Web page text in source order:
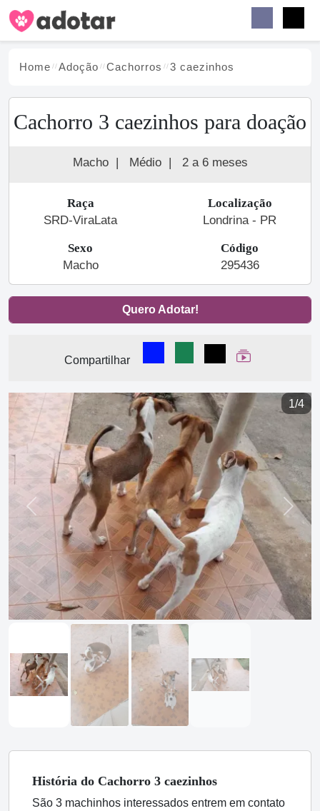
Home Adoção Cachorros 3 caezinhos
Cachorro 3 caezinhos para doação
Macho | Médio | 2 a 6 meses
Raça
SRD-ViraLata
Localização
Londrina - PR
Sexo
Macho
Código
295436
Quero Adotar!
Compartilhar
Compartilhar no Facebook
Compartilhar no
Compartilhar
Ver Web Story
1/4
Previous Next
História do Cachorro 3 caezinhos
São 3 machinhos interessados entrem em contato